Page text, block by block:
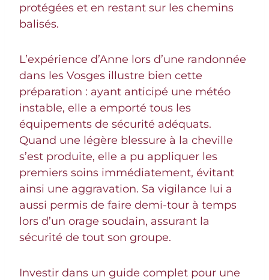
protégées et en restant sur les chemins
balisés.
L’expérience d’Anne lors d’une randonnée
dans les Vosges illustre bien cette
préparation : ayant anticipé une météo
instable, elle a emporté tous les
équipements de sécurité adéquats.
Quand une légère blessure à la cheville
s’est produite, elle a pu appliquer les
premiers soins immédiatement, évitant
ainsi une aggravation. Sa vigilance lui a
aussi permis de faire demi-tour à temps
lors d’un orage soudain, assurant la
sécurité de tout son groupe.
Investir dans un guide complet pour une